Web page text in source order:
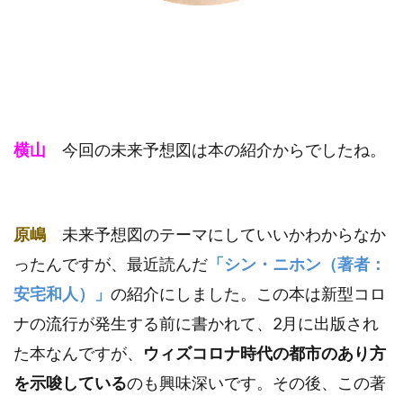
横山 今回の未来予想図は本の紹介からでしたね。
原嶋 未来予想図のテーマにしていいかわからなか
ったんですが、最近読んだ 「シン・ニホン（著者：
安宅和人）」 の紹介にしました。この本は新型コロ
ナの流行が発生する前に書かれて、2月に出版され
た本なんですが、 ウィズコロナ時代の都市のあり方
を示唆しているのも興味深いです。その後、この著